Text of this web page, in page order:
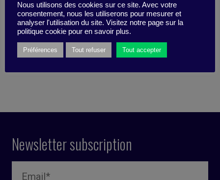
1 question on autonomy
23 May 2019
Newsletter subscription
Nous utilisons des cookies sur ce site. Avec votre
consentement, nous les utiliserons pour mesurer et
analyser l'utilisation du site. Visitez notre page sur la
politique cookie pour en savoir plus.
Préférences Tout refuser Tout accepter